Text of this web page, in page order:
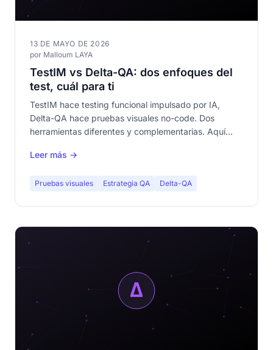
13 DE MAYO DE 2026
por Malloum LAYA
TestIM vs Delta-QA: dos enfoques del
test, cuál para ti
TestIM hace testing funcional impulsado por IA,
Delta-QA hace pruebas visuales no-code. Dos
herramientas diferentes y complementarias. Aquí
Leer más →
Pruebas visuales Estrategia QA Delta-QA